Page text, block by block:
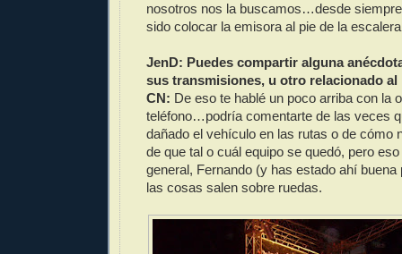
nosotros nos la buscamos…desde
sido colocar la emisora al pie de la
JenD: Puedes compartir alguna
sus transmisiones, u otro relacionado al
CN: De eso te hablé un poco arriba con la
teléfono…podría comentarte de las veces
dañado el vehículo en las rutas o de cómo
de que tal o cuál equipo se quedó, pero
general, Fernando (y has estado ahí
las cosas salen sobre ruedas.